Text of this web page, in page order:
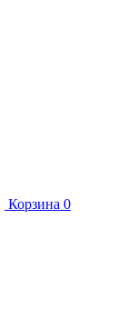
Корзина 0